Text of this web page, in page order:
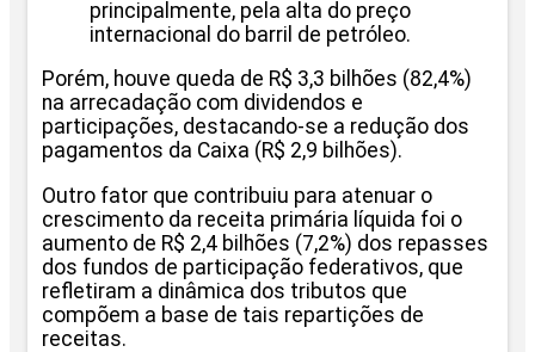
principalmente, pela alta do preço
internacional do barril de petróleo.
Porém, houve queda de R$ 3,3 bilhões (82,4%)
na arrecadação com dividendos e
participações, destacando-se a redução dos
pagamentos da Caixa (R$ 2,9 bilhões).
Outro fator que contribuiu para atenuar o
crescimento da receita primária líquida foi o
aumento de R$ 2,4 bilhões (7,2%) dos repasses
dos fundos de participação federativos, que
refletiram a dinâmica dos tributos que
compõem a base de tais repartições de
receitas.